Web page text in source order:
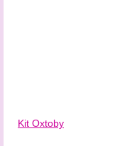
Kit Oxtoby